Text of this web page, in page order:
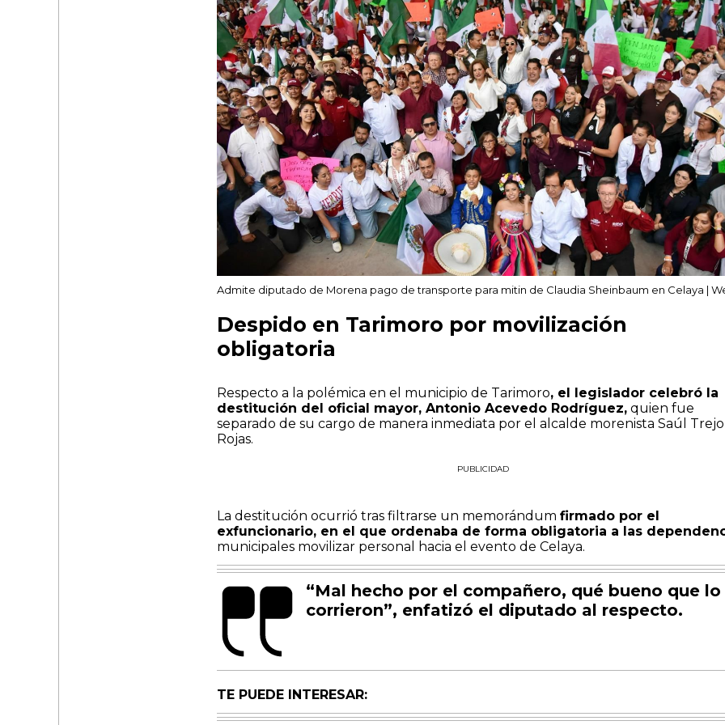
Admite diputado de Morena pago de transporte para mitin de Claudia Sheinbaum en Celaya |
Despido en Tarimoro por movilización
obligatoria
Respecto a la polémica en el municipio de Tarimoro, el legislador celebró la
destitución del oficial mayor, Antonio Acevedo Rodríguez, quien fue
separado de su cargo de manera inmediata por el alcalde morenista Saúl Trejo
Rojas.
PUBLICIDAD
La destitución ocurrió tras filtrarse un memorándum firmado por el
exfuncionario, en el que ordenaba de forma obligatoria a las
municipales movilizar personal hacia el evento de Celaya.
“Mal hecho por el compañero, qué bueno que lo
corrieron”, enfatizó el diputado al respecto.
TE PUEDE INTERESAR: